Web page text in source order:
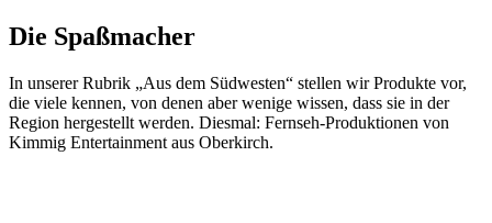
Die Spaßmacher
In unserer Rubrik „Aus dem Südwesten“ stellen wir Produkte vor,
die viele kennen, von denen aber wenige wissen, dass sie in der
Region hergestellt werden. Diesmal: Fernseh-Produktionen von
Kimmig Entertainment aus Oberkirch.